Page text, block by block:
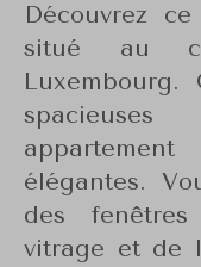
Découvrez
situé au
Luxembourg.
élégantes.
des
vitrage et de